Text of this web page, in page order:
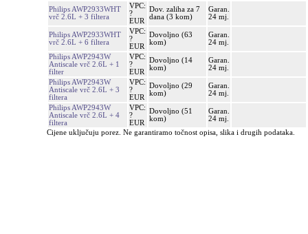
Philips AWP2933WHT
vrč 2.6L + 3 filtera
VPC:
?
EUR
Dov. zaliha za 7
dana (3 kom)
Garan.
24 mj.
Philips AWP2933WHT
vrč 2.6L + 6 filtera
VPC:
?
EUR
Dovoljno (63
kom)
Garan.
24 mj.
Philips AWP2943W
Antiscale vrč 2.6L + 1
filter
VPC:
?
EUR
Dovoljno (14
kom)
Garan.
24 mj.
Philips AWP2943W
Antiscale vrč 2.6L + 3
filtera
VPC:
?
EUR
Dovoljno (29
kom)
Garan.
24 mj.
Philips AWP2943W
Antiscale vrč 2.6L + 4
filtera
VPC:
?
EUR
Dovoljno (51
kom)
Garan.
24 mj.
Cijene uključuju porez. Ne garantiramo točnost opisa, slika i drugih podataka.